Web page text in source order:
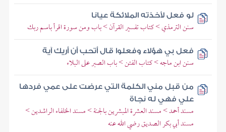
لو فعل لأخذته الملائكة عيانا
سنن الترمذي > كتاب تفسير القرآن > باب ومن سورة اقرأ باسم ربك
فعل بي هؤلاء وفعلوا قال أتحب أن أريك آية
سنن ابن ماجه > كتاب الفتن > باب الصبر على البلاء
من قبل مني الكلمة التي عرضت على عمي فردها
علي فهي له نجاة
مسند أحمد > مسند العشرة المبشرين بالجنة > مسند الخلفاء الراشدين >
مسند أبي بكر الصديق رضي الله عنه